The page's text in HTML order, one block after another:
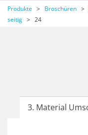
Produkte > Broschüren >
seitig > 24
3. Material